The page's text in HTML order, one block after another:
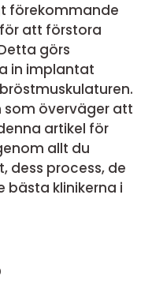
förekommande
att förstora
görs
in implantat
som överväger att
artikel för
allt du
dess process, de
bästa klinikerna i